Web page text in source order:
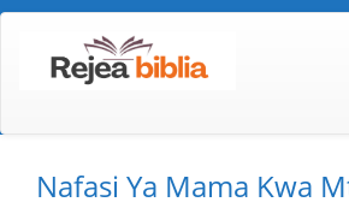
Nafasi Ya Mama Kwa